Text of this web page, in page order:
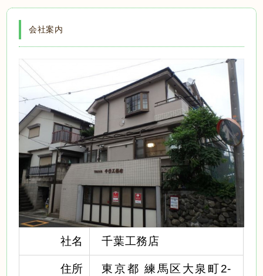
会社案内
社名 千葉工務店
住所
東京都 練馬区大泉町2-